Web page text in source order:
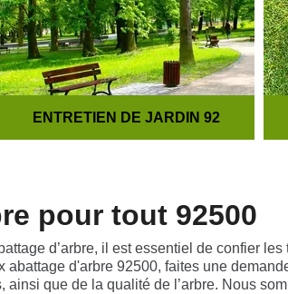
ENTRETIEN DE JARDIN 92
pour tout 92500
d’arbre, il est essentiel de confier
d'arbre 92500, faites une
que de la qualité de l’arbre. Nous